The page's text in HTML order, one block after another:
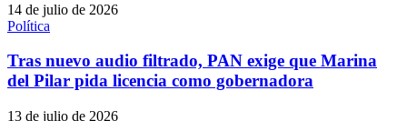
14 de julio de 2026
Política
Tras nuevo audio filtrado, PAN exige que Marina
del Pilar pida licencia como gobernadora
13 de julio de 2026